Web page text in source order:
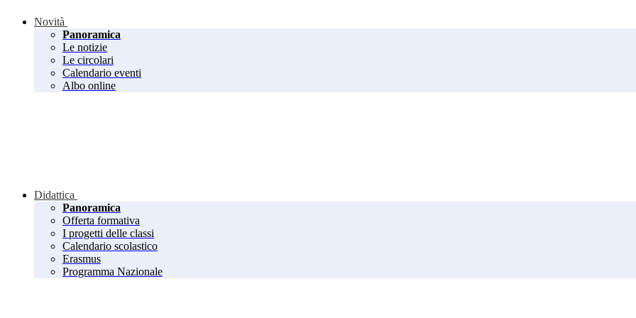
Novità
Panoramica
Le notizie
Le circolari
Calendario eventi
Albo online
Didattica
Panoramica
Offerta formativa
I progetti delle classi
Calendario scolastico
Erasmus
Programma Nazionale